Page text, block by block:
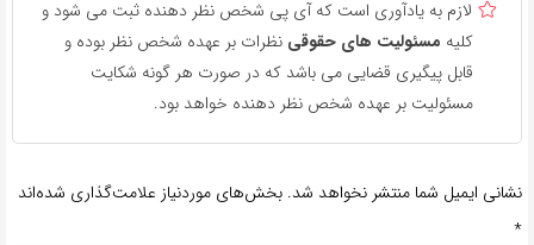
لازم به یادآوری است که آی پی شخص نظر دهنده ثبت می شود و
کلیه مسئولیت های حقوقی نظرات بر عهده شخص نظر بوده و
قابل پیگیری قضایی می باشد که در صورت هر گونه شکایت
مسئولیت بر عهده شخص نظر دهنده خواهد بود.
نشانی ایمیل شما منتشر نخواهد شد. بخش‌های موردنیاز علامت‌گذاری شده‌اند
*